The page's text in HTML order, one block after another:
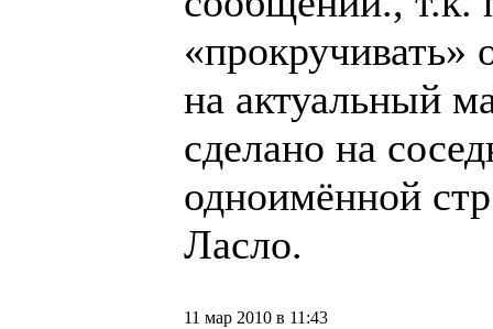
«прокручивать»
на актуальный
сделано на
одноимённой
Ласло.
11 мар 2010 в 11:43